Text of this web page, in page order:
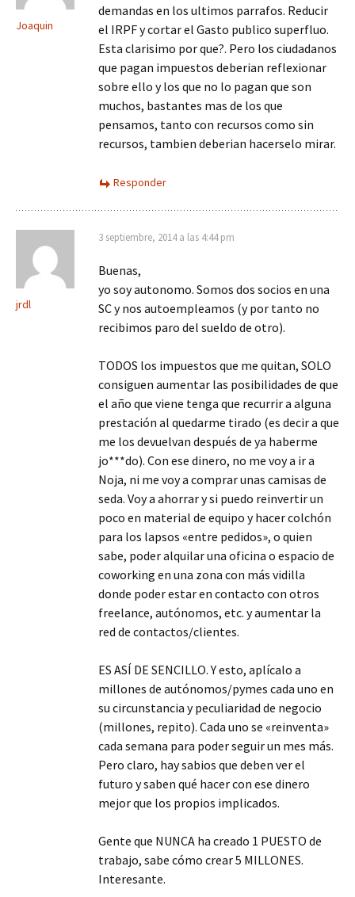
Joaquin
demandas en los ultimos parrafos. Reducir
el IRPF y cortar el Gasto publico superfluo.
Esta clarisimo por que?. Pero los ciudadanos
que pagan impuestos deberian reflexionar
sobre ello y los que no lo pagan que son
muchos, bastantes mas de los que
pensamos, tanto con recursos como sin
recursos, tambien deberian hacerselo mirar.
Responder
jrdl
3 septiembre, 2014 a las 4:44 pm
Buenas,
yo soy autonomo. Somos dos socios en una
SC y nos autoempleamos (y por tanto no
recibimos paro del sueldo de otro).
TODOS los impuestos que me quitan, SOLO
consiguen aumentar las posibilidades de que
el año que viene tenga que recurrir a alguna
prestación al quedarme tirado (es decir a que
me los devuelvan después de ya haberme
jo***do). Con ese dinero, no me voy a ir a
Noja, ni me voy a comprar unas camisas de
seda. Voy a ahorrar y si puedo reinvertir un
poco en material de equipo y hacer colchón
para los lapsos «entre pedidos», o quien
sabe, poder alquilar una oficina o espacio de
coworking en una zona con más vidilla
donde poder estar en contacto con otros
freelance, autónomos, etc. y aumentar la
red de contactos/clientes.
ES ASÍ DE SENCILLO. Y esto, aplícalo a
millones de autónomos/pymes cada uno en
su circunstancia y peculiaridad de negocio
(millones, repito). Cada uno se «reinventa»
cada semana para poder seguir un mes más.
Pero claro, hay sabios que deben ver el
futuro y saben qué hacer con ese dinero
mejor que los propios implicados.
Gente que NUNCA ha creado 1 PUESTO de
trabajo, sabe cómo crear 5 MILLONES.
Interesante.